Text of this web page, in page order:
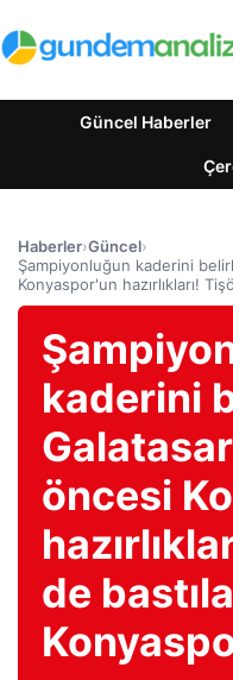
Güncel Haberler
Haberler›Güncel›
Şampiyonluğun kaderini
Konyaspor'un hazırlıkları!
kaderini
öncesi
de